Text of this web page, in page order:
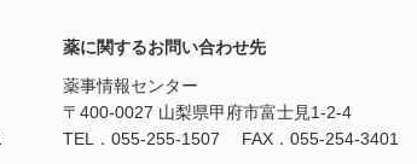
薬に関するお問い合わせ先
薬事情報センター
〒400-0027 山梨県甲府市富士見1-2-4
TEL．055-255-1507 FAX．055-254-3401